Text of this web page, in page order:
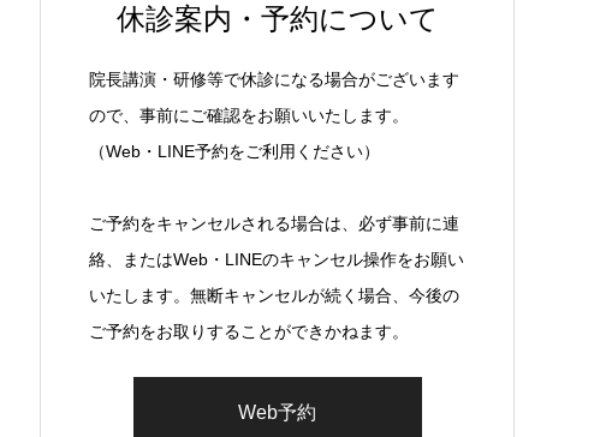
休診案内・予約について
院長講演・研修等で休診になる場合がございます
ので、事前にご確認をお願いいたします。
（Web・LINE予約をご利用ください）
ご予約をキャンセルされる場合は、必ず事前に連
絡、またはWeb・LINEのキャンセル操作をお願い
いたします。無断キャンセルが続く場合、今後の
ご予約をお取りすることができかねます。
Web予約